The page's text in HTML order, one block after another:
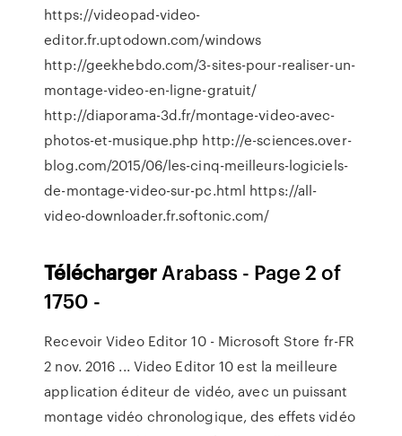
https://videopad-video-
editor.fr.uptodown.com/windows
http://geekhebdo.com/3-sites-pour-realiser-un-
montage-video-en-ligne-gratuit/
http://diaporama-3d.fr/montage-video-avec-
photos-et-musique.php http://e-sciences.over-
blog.com/2015/06/les-cinq-meilleurs-logiciels-
de-montage-video-sur-pc.html https://all-
video-downloader.fr.softonic.com/
Télécharger Arabass - Page 2 of
1750 -
Recevoir Video Editor 10 - Microsoft Store fr-FR
2 nov. 2016 ... Video Editor 10 est la meilleure
application éditeur de vidéo, avec un puissant
montage vidéo chronologique, des effets vidéo